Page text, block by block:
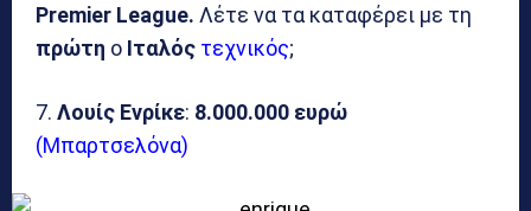
Premier League. Λέτε να τα καταφέρει με τη
πρώτη ο Ιταλός τεχνικός;
7. Λουίς Ενρίκε: 8.000.000 ευρώ
(Μπαρτσελόνα)